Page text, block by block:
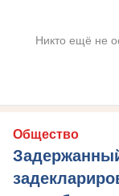
Никто ещё не
Общество